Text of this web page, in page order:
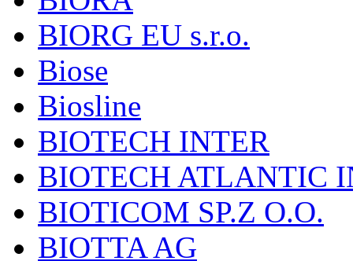
BIORG EU s.r.o.
Biose
Biosline
BIOTECH INTER
BIOTECH ATLANTIC
BIOTICOM SP.Z O.O.
BIOTTA AG